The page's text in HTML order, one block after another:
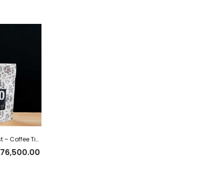
Colombia Dark Roast – Coffee Tiger Co
76,500.00Rango